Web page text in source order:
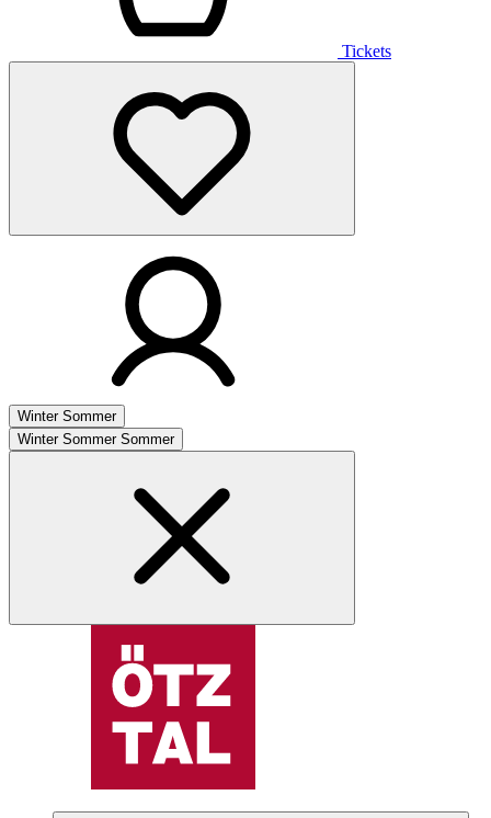
Tickets
Winter Sommer
Winter Sommer Sommer